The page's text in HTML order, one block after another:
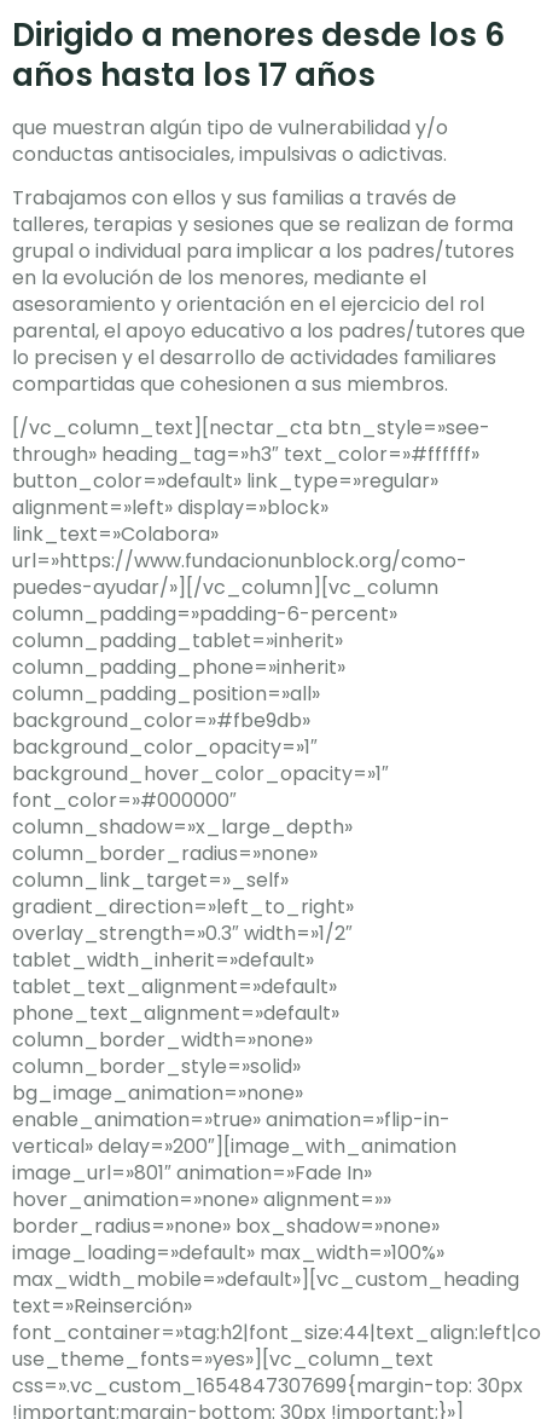
Dirigido a menores desde los 6
años hasta los 17 años
que muestran algún tipo de vulnerabilidad y/o
conductas antisociales, impulsivas o adictivas.
Trabajamos con ellos y sus familias a través de
talleres, terapias y sesiones que se realizan de forma
grupal o individual para implicar a los padres/tutores
en la evolución de los menores, mediante el
asesoramiento y orientación en el ejercicio del rol
parental, el apoyo educativo a los padres/tutores que
lo precisen y el desarrollo de actividades familiares
compartidas que cohesionen a sus miembros.
[/vc_column_text][nectar_cta btn_style=»see-
through» heading_tag=»h3″ text_color=»#ffffff»
button_color=»default» link_type=»regular»
alignment=»left» display=»block»
link_text=»Colabora»
url=»https://www.fundacionunblock.org/como-
puedes-ayudar/»][/vc_column][vc_column
column_padding=»padding-6-percent»
column_padding_tablet=»inherit»
column_padding_phone=»inherit»
column_padding_position=»all»
background_color=»#fbe9db»
background_color_opacity=»1″
background_hover_color_opacity=»1″
font_color=»#000000″
column_shadow=»x_large_depth»
column_border_radius=»none»
column_link_target=»_self»
gradient_direction=»left_to_right»
overlay_strength=»0.3″ width=»1/2″
tablet_width_inherit=»default»
tablet_text_alignment=»default»
phone_text_alignment=»default»
column_border_width=»none»
column_border_style=»solid»
bg_image_animation=»none»
enable_animation=»true» animation=»flip-in-
vertical» delay=»200″][image_with_animation
image_url=»801″ animation=»Fade In»
hover_animation=»none» alignment=»»
border_radius=»none» box_shadow=»none»
image_loading=»default» max_width=»100%»
max_width_mobile=»default»][vc_custom_heading
text=»Reinserción»
use_theme_fonts=»yes»][vc_column_text
css=».vc_custom_1654847307699{margin-top: 30px
!important;margin-bottom: 30px !important;}»]